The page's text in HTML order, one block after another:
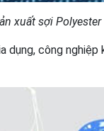
xuất sợi Polyester
công